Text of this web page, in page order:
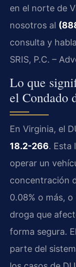
en el norte de
nosotros al
consulta y
SRIS, P.C. –
Lo que
el Condado
En Virginia, el
18.2-266. Esta
operar un
concentración
0.08% o más,
droga que
forma segura.
parte del